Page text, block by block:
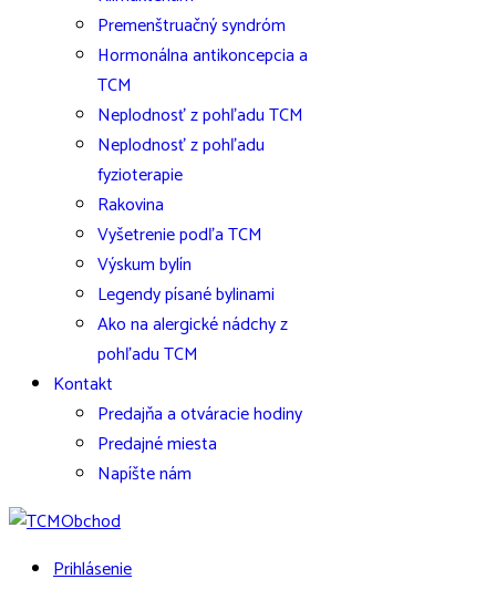
Premenštruačný syndróm
Hormonálna antikoncepcia a
TCM
Neplodnosť z pohľadu TCM
Neplodnosť z pohľadu
fyzioterapie
Rakovina
Vyšetrenie podľa TCM
Výskum bylín
Legendy písané bylinami
Ako na alergické nádchy z
pohľadu TCM
Kontakt
Predajňa a otváracie hodiny
Predajné miesta
Napíšte nám
Prihlásenie